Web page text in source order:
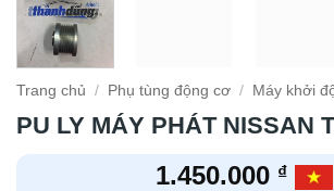
Trang chủ / Phụ tùng động cơ / Máy khởi
PU LY MÁY PHÁT NISSAN
1.450.000 ₫